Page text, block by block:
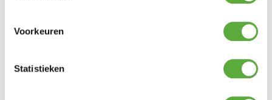
Voorkeuren
Statistieken
BIJPASSENDE ACCESSOIRES EN ALTERNATIEVE
Platinum Sun & Shade Parasolvoet Rome 40kg